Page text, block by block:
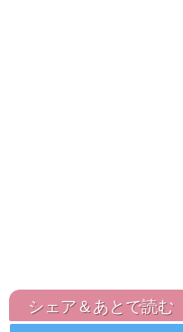
シェア＆あとで読む